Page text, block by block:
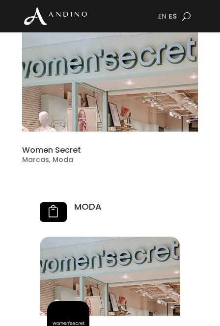
EN ES
Women Secret
Marcas, Moda
 MODA